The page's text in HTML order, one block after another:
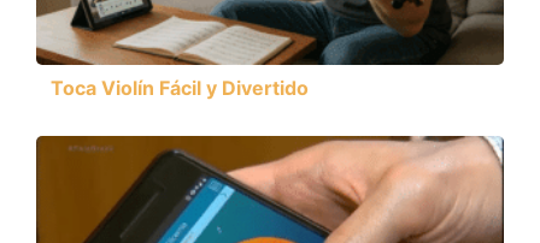
Toca Violín Fácil y Divertido